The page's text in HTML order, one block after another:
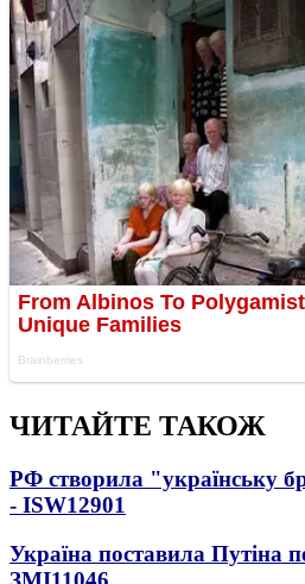
ЧИТАЙТЕ ТАКОЖ
РФ створила "українську
- ISW12901
Україна поставила Путіна